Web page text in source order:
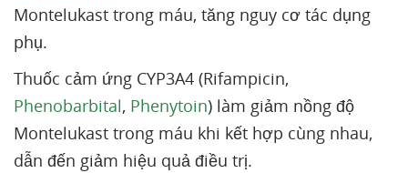
Montelukast trong máu, tăng nguy cơ tác dụng
phụ.
Thuốc cảm ứng CYP3A4 (Rifampicin,
Phenobarbital, Phenytoin) làm giảm nồng độ
Montelukast trong máu khi kết hợp cùng nhau,
dẫn đến giảm hiệu quả điều trị.